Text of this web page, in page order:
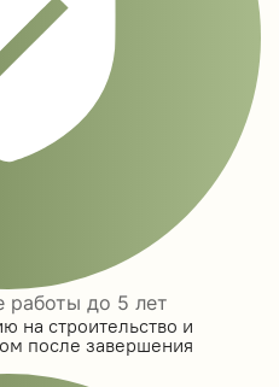
работы до 5 лет
на строительство и
после завершения